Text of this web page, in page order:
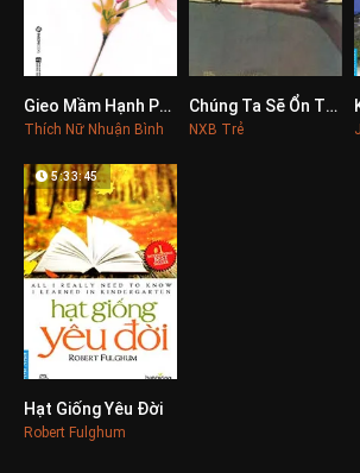
0Gieo Mầm Hạnh Phúc
Thích Nữ Nhuận Bình
0
Chúng Ta Sẽ Ổn Thôi Mà
NXB Trẻ
0
5:33:45
Hạt Giống Yêu Đời
Robert Fulghum